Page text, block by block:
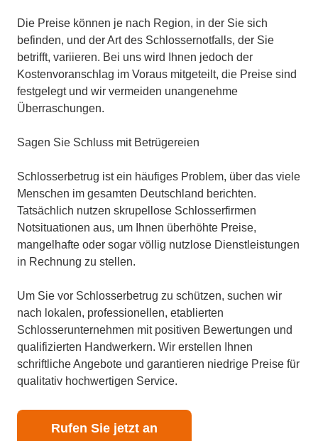
Die Preise können je nach Region, in der Sie sich
befinden, und der Art des Schlossernotfalls, der Sie
betrifft, variieren. Bei uns wird Ihnen jedoch der
Kostenvoranschlag im Voraus mitgeteilt, die Preise sind
festgelegt und wir vermeiden unangenehme
Überraschungen.
Sagen Sie Schluss mit Betrügereien
Schlosserbetrug ist ein häufiges Problem, über das viele
Menschen im gesamten Deutschland berichten.
Tatsächlich nutzen skrupellose Schlosserfirmen
Notsituationen aus, um Ihnen überhöhte Preise,
mangelhafte oder sogar völlig nutzlose Dienstleistungen
in Rechnung zu stellen.
Um Sie vor Schlosserbetrug zu schützen, suchen wir
nach lokalen, professionellen, etablierten
Schlosserunternehmen mit positiven Bewertungen und
qualifizierten Handwerkern. Wir erstellen Ihnen
schriftliche Angebote und garantieren niedrige Preise für
qualitativ hochwertigen Service.
Rufen Sie jetzt an